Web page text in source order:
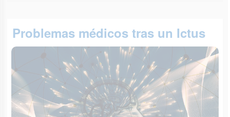
Problemas médicos tras un Ictus